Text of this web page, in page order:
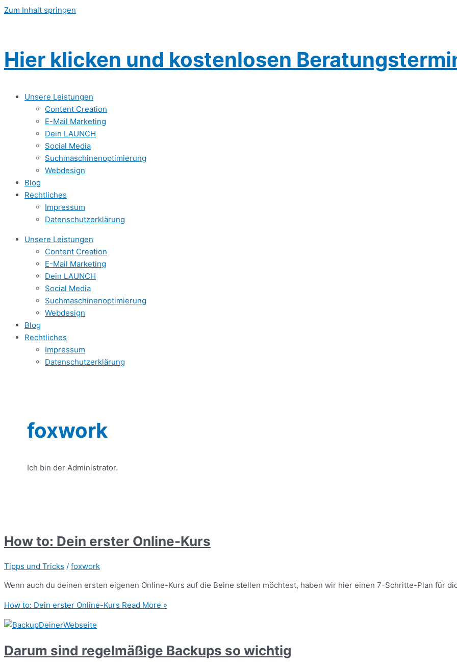
Zum Inhalt springen
Hier klicken und kostenlosen
Unsere Leistungen
Content Creation
E-Mail Marketing
Dein LAUNCH
Social Media
Suchmaschinenoptimierung
Webdesign
Blog
Rechtliches
Impressum
Datenschutzerklärung
Unsere Leistungen
Content Creation
E-Mail Marketing
Dein LAUNCH
Social Media
Suchmaschinenoptimierung
Webdesign
Blog
Rechtliches
Impressum
Datenschutzerklärung
foxwork
Ich bin der Administrator.
How to: Dein erster Online-Kurs
Tipps und Tricks / foxwork
Wenn auch du deinen ersten eigenen Online-Kurs auf die Beine stellen möchtest, haben wir hier einen 7-Schritte-Plan für
How to: Dein erster Online-Kurs Read More »
Darum sind regelmäßige Backups so wichtig